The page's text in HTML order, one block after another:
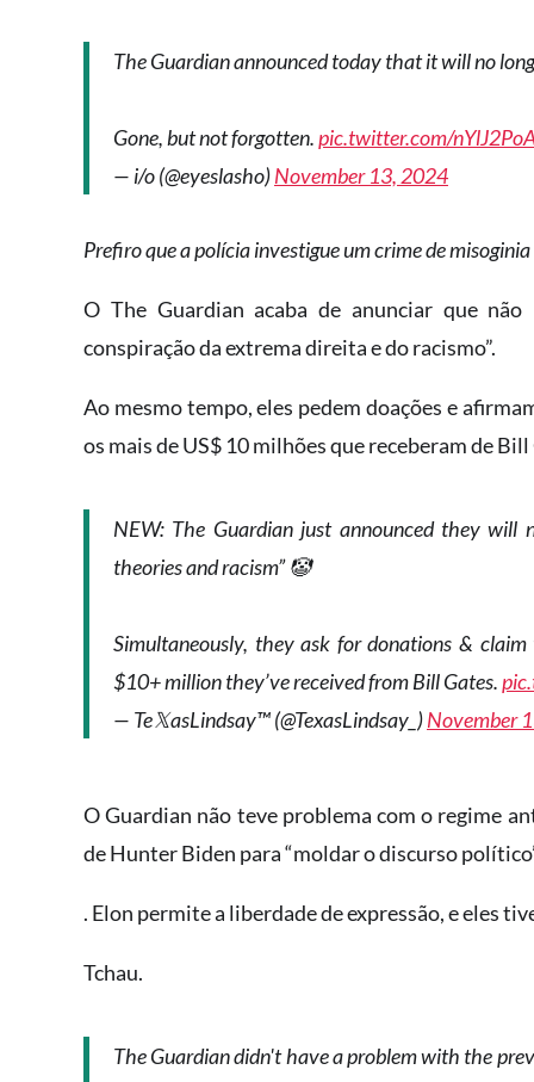
The Guardian announced today that it will no
Gone, but not forgotten.pic.twitter.com/
— i/o (@eyeslasho)November 13, 2024
Prefiro que a polícia investigue um crime de
O The Guardian acaba de anunciar que
conspiração da extrema direita e do racismo”.
Ao mesmo tempo, eles pedem doações e
os mais de US$ 10 milhões que receberam de Bill
NEW: The Guardian just announced they will
theories and racism” 🤡
Simultaneously, they ask for donations &
$10+ million they’ve received from Bill Gates.
— Te𝕏asLindsay™ (@TexasLindsay_)November
O Guardian não teve problema com o regime
de Hunter Biden para “moldar o discurso
. Elon permite a liberdade de expressão, e eles
Tchau.
The Guardian didn't have a problem with the